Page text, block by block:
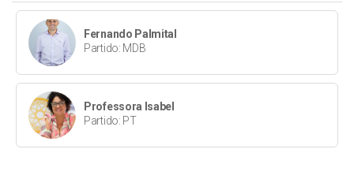
Fernando Palmital
Partido: MDB
Professora Isabel
Partido: PT